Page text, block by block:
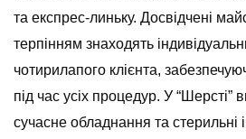
та експрес-линьку. Досвідчені
терпінням знаходять
чотирилапого клієнта,
під час усіх процедур. У “Шерсті”
сучасне обладнання та стерильні